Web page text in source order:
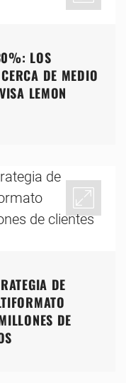
LOS
DE MEDIO
LEMON
DE
DE